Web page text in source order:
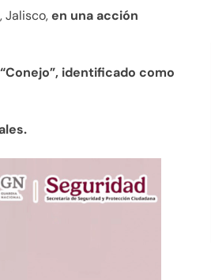
Jalisco,en una acción
“Conejo”, identificado como